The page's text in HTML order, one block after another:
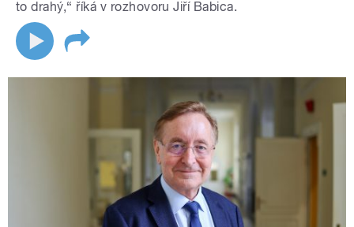
to drahý,“ říká v rozhovoru Jiří Babica.